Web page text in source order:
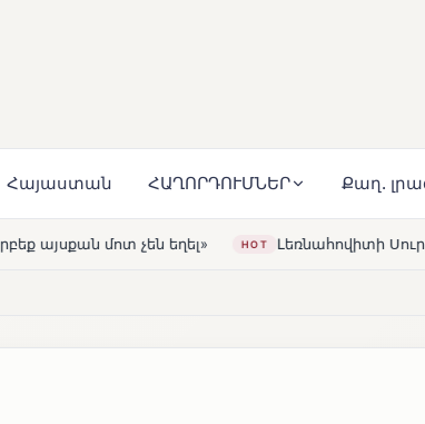
Հայաստան ՀԱՂՈՐԴՈՒՄՆԵՐ Քաղ.
HOT Լեռնահովիտի Սուրբ Ստեփանոս եկեղեցին